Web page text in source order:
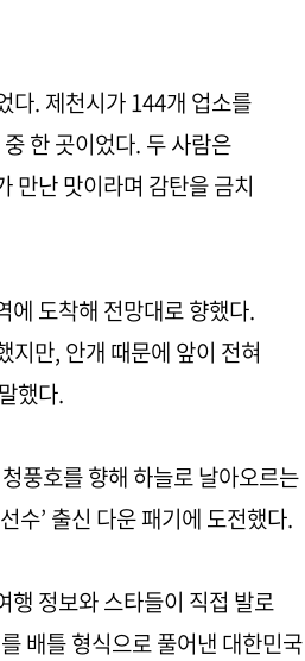
다. 제천시가 144개 업소를
한 곳이었다. 두 사람은
만난 맛이라며 감탄을 금치
도착해 전망대로 향했다.
지만, 안개 때문에 앞이 전혀
했다.
풍호를 향해 하늘로 날아오르는
수’ 출신 다운 패기에 도전했다.
행 정보와 스타들이 직접 발로
배틀 형식으로 풀어낸 대한민국